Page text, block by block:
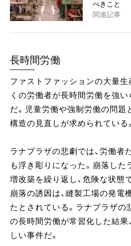
べきこと
関連記事
長時間労働
ファストファッションの大量生
くの労働者が長時間労働を強
だ。児童労働や強制労働の問題
構造の見直しが求められている。
ラナプラザの悲劇では、労働者
も浮き彫りになった。崩落した
増改築を繰り返し、危険な状態
崩落の誘因は、縫製工場の発電
たとされている。ラナプラザの
の長時間労働が常習化した結果
しい事件だ。